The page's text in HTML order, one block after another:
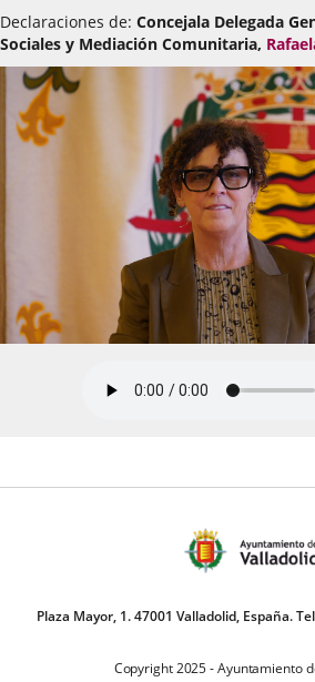
Declaraciones de: Concejala Delegada
Sociales y Mediación Comunitaria,
Plaza Mayor, 1. 47001 Valladolid, España.
Copyright 2025 - Ayuntamiento